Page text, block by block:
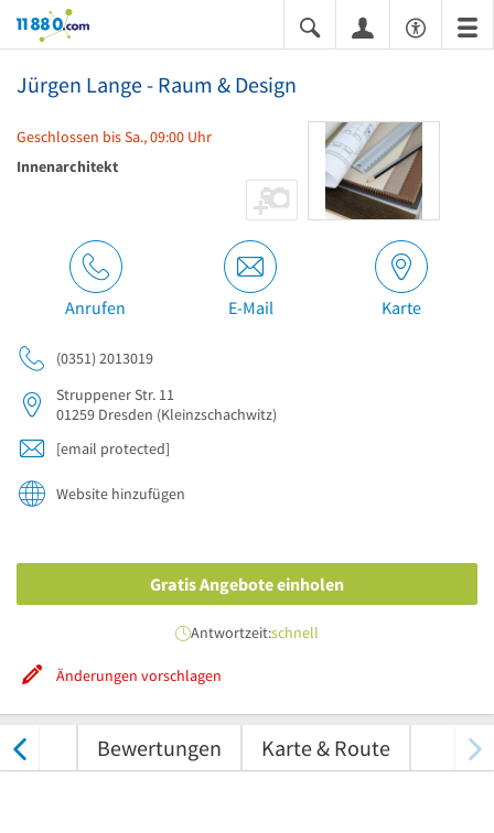
11880.com
Jürgen Lange - Raum & Design
Geschlossen bis Sa., 09:00 Uhr
Innenarchitekt
Anrufen E-Mail Karte
(0351) 2013019
Struppener Str. 11
01259 Dresden (Kleinzschachwitz)
[email protected]
Website hinzufügen
Gratis Angebote einholen
Antwortzeit:schnell
Änderungen vorschlagen
Bewertungen Karte & Route